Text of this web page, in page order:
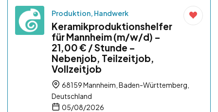
Produktion, Handwerk
Keramikproduktionshelfer
für Mannheim (m/w/d) –
21,00 € / Stunde –
Nebenjob, Teilzeitjob,
Vollzeitjob
68159 Mannheim, Baden-Württemberg,
Deutschland
05/08/2026